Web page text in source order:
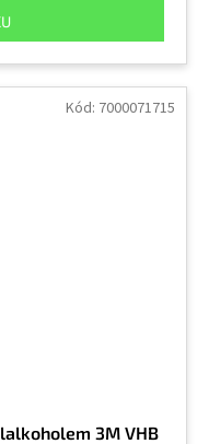
3M VHB
Kód: 7000071715